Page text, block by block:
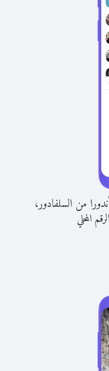
من السلفادور،
الرقم المحلي